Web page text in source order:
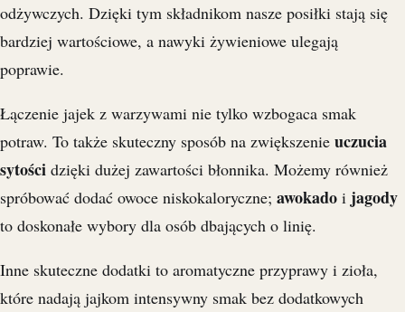
odżywczych. Dzięki tym składnikom nasze posiłki stają się
bardziej wartościowe, a nawyki żywieniowe ulegają
poprawie.
Łączenie jajek z warzywami nie tylko wzbogaca smak
potraw. To także skuteczny sposób na zwiększenie uczucia
sytości dzięki dużej zawartości błonnika. Możemy również
spróbować dodać owoce niskokaloryczne; awokado i jagody
to doskonałe wybory dla osób dbających o linię.
Inne skuteczne dodatki to aromatyczne przyprawy i zioła,
które nadają jajkom intensywny smak bez dodatkowych